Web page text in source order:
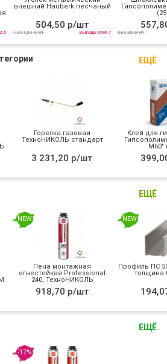
внешний Hauberk песчаный
504,50 р/шт
1 201,20 р/уп Выгода: 696.7 680,20 р/уп
ЕЩЁ
Горелка газовая
ТехноНИКОЛЬ стандарт
3 231,20 р/шт
Клей для
М60"
ЕЩЁ
NEW
Пена монтажная
огнестойкая Professional
240, ТехноНИКОЛЬ
918,70 р/шт
NEW
Профиль ПС
толщина
ЕЩЁ
-17%